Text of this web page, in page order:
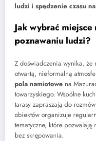
ludzi i spędzenie czasu na
Jak wybrać
poznawaniu ludzi?
Z doświadczenia wynika, że
otwartą, nieformalną
pola namiotowe na
towarzyskiego. Wspólne
tarasy zapraszają do
obiektów organizuje
tematyczne, które
bez skrępowania.